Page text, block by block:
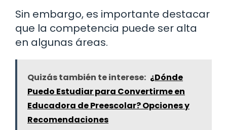
Sin embargo, es importante destacar
que la competencia puede ser alta
en algunas áreas.
Quizás también te interese: ¿Dónde
Puedo Estudiar para Convertirme en
Educadora de Preescolar? Opciones y
Recomendaciones